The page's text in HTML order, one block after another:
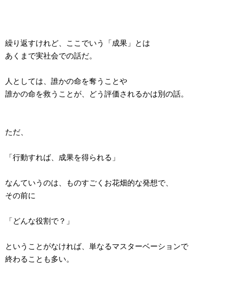
繰り返すけれど、ここでいう「成果」とは
あくまで実社会での話だ。
人としては、誰かの命を奪うことや
誰かの命を救うことが、どう評価されるかは別の話。
ただ、
「行動すれば、成果を得られる」
なんていうのは、ものすごくお花畑的な発想で、
その前に
「どんな役割で？」
ということがなければ、単なるマスターベーションで
終わることも多い。